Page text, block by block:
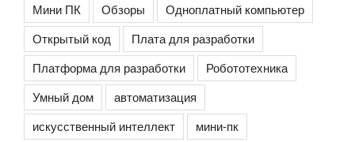
Мини ПК
Обзоры
Одноплатный компьютер
Открытый код
Плата для разработки
Платформа для разработки
Робототехника
Умный дом
автоматизация
искусственный интеллект
мини-пк